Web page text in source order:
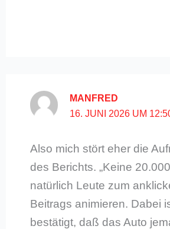
MANFRED
16. JUNI 2026 UM
Also mich stört eher die
des Berichts. „Keine
natürlich Leute zum
Beitrags animieren. Dabei
bestätigt, daß das Auto